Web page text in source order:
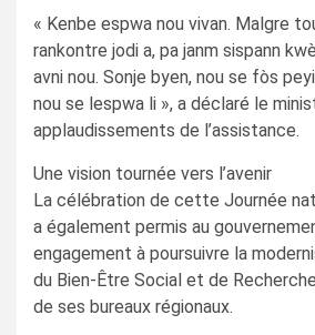
« Kenbe espwa nou vivan. Malgre
rankontre jodi a, pa janm sispann
avni nou. Sonje byen, nou se fòs
nou se lespwa li », a déclaré le
applaudissements de l’assistance.
Une vision tournée vers l’avenir
La célébration de cette Journée
a également permis au
engagement à poursuivre la
du Bien-Être Social et de
de ses bureaux régionaux.